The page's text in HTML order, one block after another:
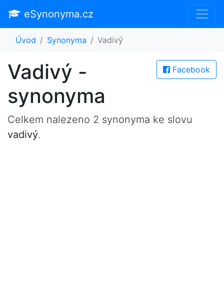
eSynonyma.cz
Úvod Synonyma Vadivý
Facebook
Vadivý -
synonyma
Celkem nalezeno 2 synonyma ke slovu
vadivý.